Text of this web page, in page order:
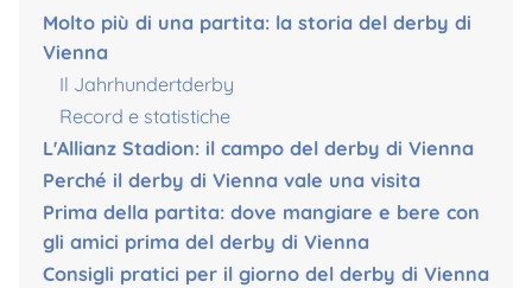
Molto più di una partita: la storia del derby di
Vienna
Il Jahrhundertderby
Record e statistiche
L'Allianz Stadion: il campo del derby di Vienna
Perché il derby di Vienna vale una visita
Prima della partita: dove mangiare e bere con
gli amici prima del derby di Vienna
Consigli pratici per il giorno del derby di Vienna